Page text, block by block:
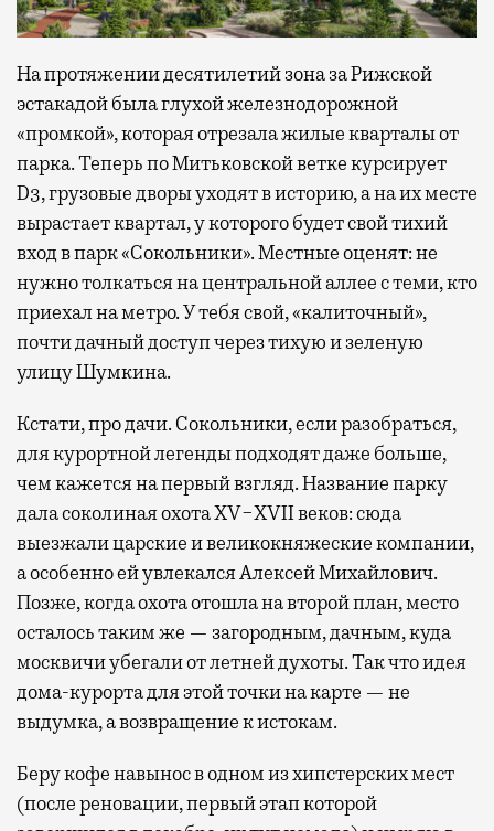
На протяжении десятилетий зона за Рижской
эстакадой была глухой железнодорожной
«промкой», которая отрезала жилые кварталы от
парка. Теперь по Митьковской ветке курсирует
D3, грузовые дворы уходят в историю, а на их месте
вырастает квартал, у которого будет свой тихий
вход в парк «Сокольники». Местные оценят: не
нужно толкаться на центральной аллее с теми, кто
приехал на метро. У тебя свой, «калиточный»,
почти дачный доступ через тихую и зеленую
улицу Шумкина.
Кстати, про дачи. Сокольники, если разобраться,
для курортной легенды подходят даже больше,
чем кажется на первый взгляд. Название парку
дала соколиная охота XV−XVII веков: сюда
выезжали царские и великокняжеские компании,
а особенно ей увлекался Алексей Михайлович.
Позже, когда охота отошла на второй план, место
осталось таким же — загородным, дачным, куда
москвичи убегали от летней духоты. Так что идея
дома-курорта для этой точки на карте — не
выдумка, а возвращение к истокам.
Беру кофе навынос в одном из хипстерских мест
(после реновации, первый этап которой